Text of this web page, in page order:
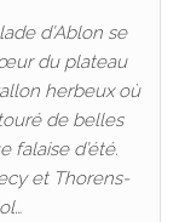
d’Ablon se
du plateau
herbeux où
de belles
falaise d’été.
et Thorens-